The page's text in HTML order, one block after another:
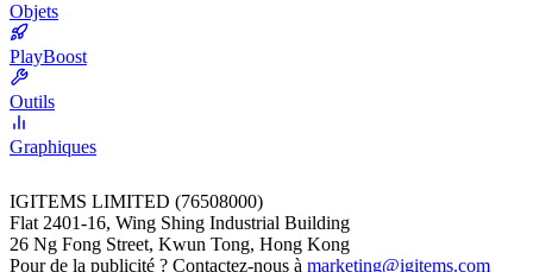
Objets
PlayBoost
Outils
Graphiques
IGITEMS LIMITED (76508000)
Flat 2401-16, Wing Shing Industrial Building
26 Ng Fong Street, Kwun Tong, Hong Kong
Pour de la publicité ? Contactez-nous à marketing@igitems.com